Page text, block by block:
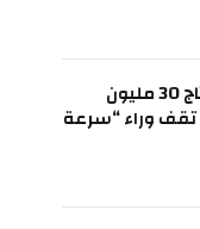
إنجاز GAC Group بإنتاج 30 مليون
تقف وراء “سرعة